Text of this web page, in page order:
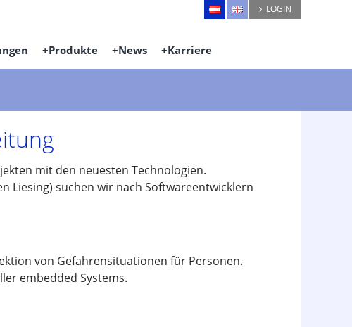
LOGIN
Produkte News Karriere
mit den neuesten Technologien.
Liesing) suchen wir nach Softwareentwicklern
von Gefahrensituationen für Personen.
embedded Systems.